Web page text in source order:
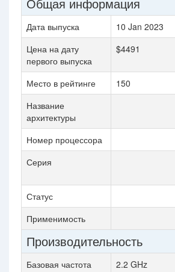
Дата выпуска 10 Jan 2023
Цена на дату
первого выпуска
$4491
Место в рейтинге 150
Название
архитектуры
Номер процессора
Серия
Статус
Применимость
Производительность
Базовая частота 2.2 GHz